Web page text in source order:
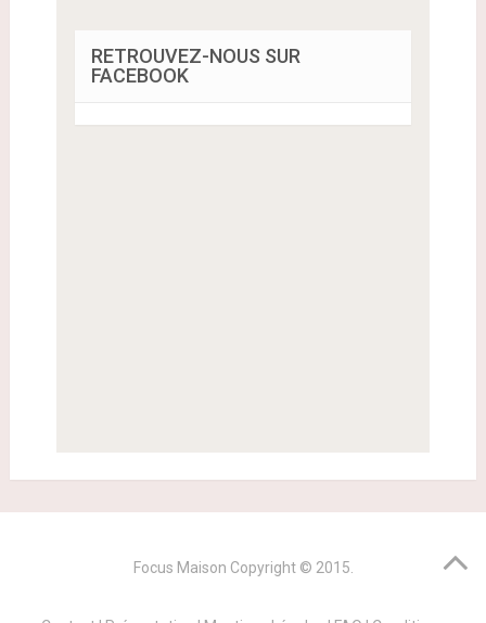
RETROUVEZ-NOUS SUR
FACEBOOK
Focus Maison Copyright © 2015.